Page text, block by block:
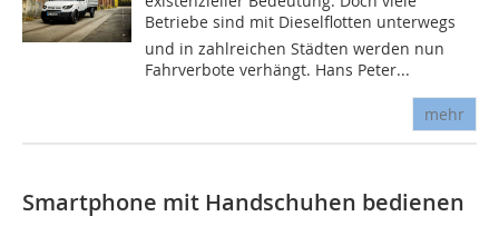
Betriebe sind mit Dieselflotten unterwegs 
und in zahlreichen Städten werden nun
Fahrverbote verhängt. Hans Peter...
mehr
Smartphone mit Handschuhen bedienen